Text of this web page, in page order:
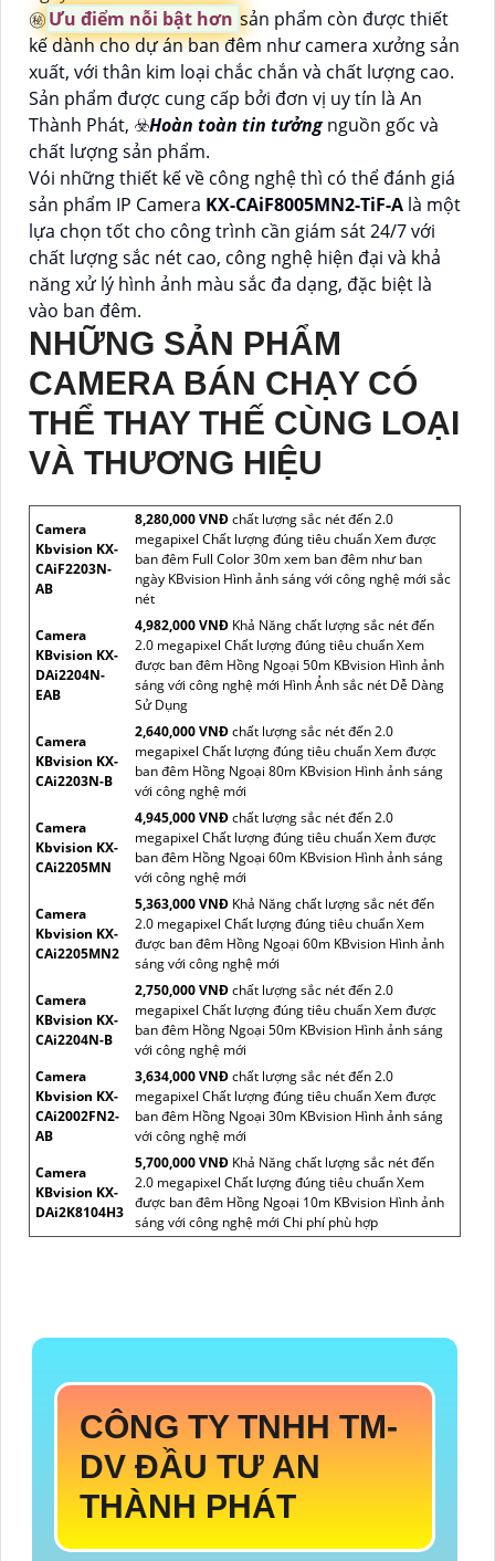
㊙️Ưu điểm nỗi bật hơn sản phẩm còn được thiết
kế dành cho dự án ban đêm như camera xưởng sản
xuất, với thân kim loại chắc chắn và chất lượng cao.
Sản phẩm được cung cấp bởi đơn vị uy tín là An
Thành Phát, ☣️Hoàn toàn tin tưởngnguồn gốc và
chất lượng sản phẩm.
Vói những thiết kế về công nghệ thì có thể đánh giá
sản phẩm IP Camera KX-CAiF8005MN2-TiF-A là một
lựa chọn tốt cho công trình cần giám sát 24/7 với
chất lượng sắc nét cao, công nghệ hiện đại và khả
năng xử lý hình ảnh màu sắc đa dạng, đặc biệt là
vào ban đêm.
NHỮNG SẢN PHẨM
CAMERA BÁN CHẠY CÓ
THỂ THAY THẾ CÙNG LOẠI
VÀ THƯƠNG HIỆU
Camera
Kbvision KX-
CAiF2203N-
AB
8,280,000 VNĐchất lượng sắc nét đến 2.0
megapixel Chất lượng đúng tiêu chuẩn Xem được
ban đêm Full Color 30m xem ban đêm như ban
ngày KBvision Hình ảnh sáng với công nghệ mới sắc
nét
Camera
KBvision KX-
DAi2204N-
EAB
4,982,000 VNĐ Khả Năng chất lượng sắc nét đến
2.0 megapixel Chất lượng đúng tiêu chuẩn Xem
được ban đêm Hồng Ngoại 50m KBvision Hình ảnh
sáng với công nghệ mới Hình Ảnh sắc nét Dễ Dàng
Sử Dụng
Camera
KBvision KX-
CAi2203N-B
2,640,000 VNĐchất lượng sắc nét đến 2.0
megapixel Chất lượng đúng tiêu chuẩn Xem được
ban đêm Hồng Ngoại 80m KBvision Hình ảnh sáng
với công nghệ mới
Camera
Kbvision KX-
CAi2205MN
4,945,000 VNĐchất lượng sắc nét đến 2.0
megapixel Chất lượng đúng tiêu chuẩn Xem được
ban đêm Hồng Ngoại 60m KBvision Hình ảnh sáng
với công nghệ mới
Camera
Kbvision KX-
CAi2205MN2
5,363,000 VNĐ Khả Năng chất lượng sắc nét đến
2.0 megapixel Chất lượng đúng tiêu chuẩn Xem
được ban đêm Hồng Ngoại 60m KBvision Hình ảnh
sáng với công nghệ mới
Camera
KBvision KX-
CAi2204N-B
2,750,000 VNĐchất lượng sắc nét đến 2.0
megapixel Chất lượng đúng tiêu chuẩn Xem được
ban đêm Hồng Ngoại 50m KBvision Hình ảnh sáng
với công nghệ mới
Camera
Kbvision KX-
CAi2002FN2-
AB
3,634,000 VNĐchất lượng sắc nét đến 2.0
megapixel Chất lượng đúng tiêu chuẩn Xem được
ban đêm Hồng Ngoại 30m KBvision Hình ảnh sáng
với công nghệ mới
Camera
KBvision KX-
DAi2K8104H3
5,700,000 VNĐ Khả Năng chất lượng sắc nét đến
2.0 megapixel Chất lượng đúng tiêu chuẩn Xem
được ban đêm Hồng Ngoại 10m KBvision Hình ảnh
sáng với công nghệ mới Chi phí phù hợp
CÔNG TY TNHH TM-
DV ĐẦU TƯ AN
THÀNH PHÁT